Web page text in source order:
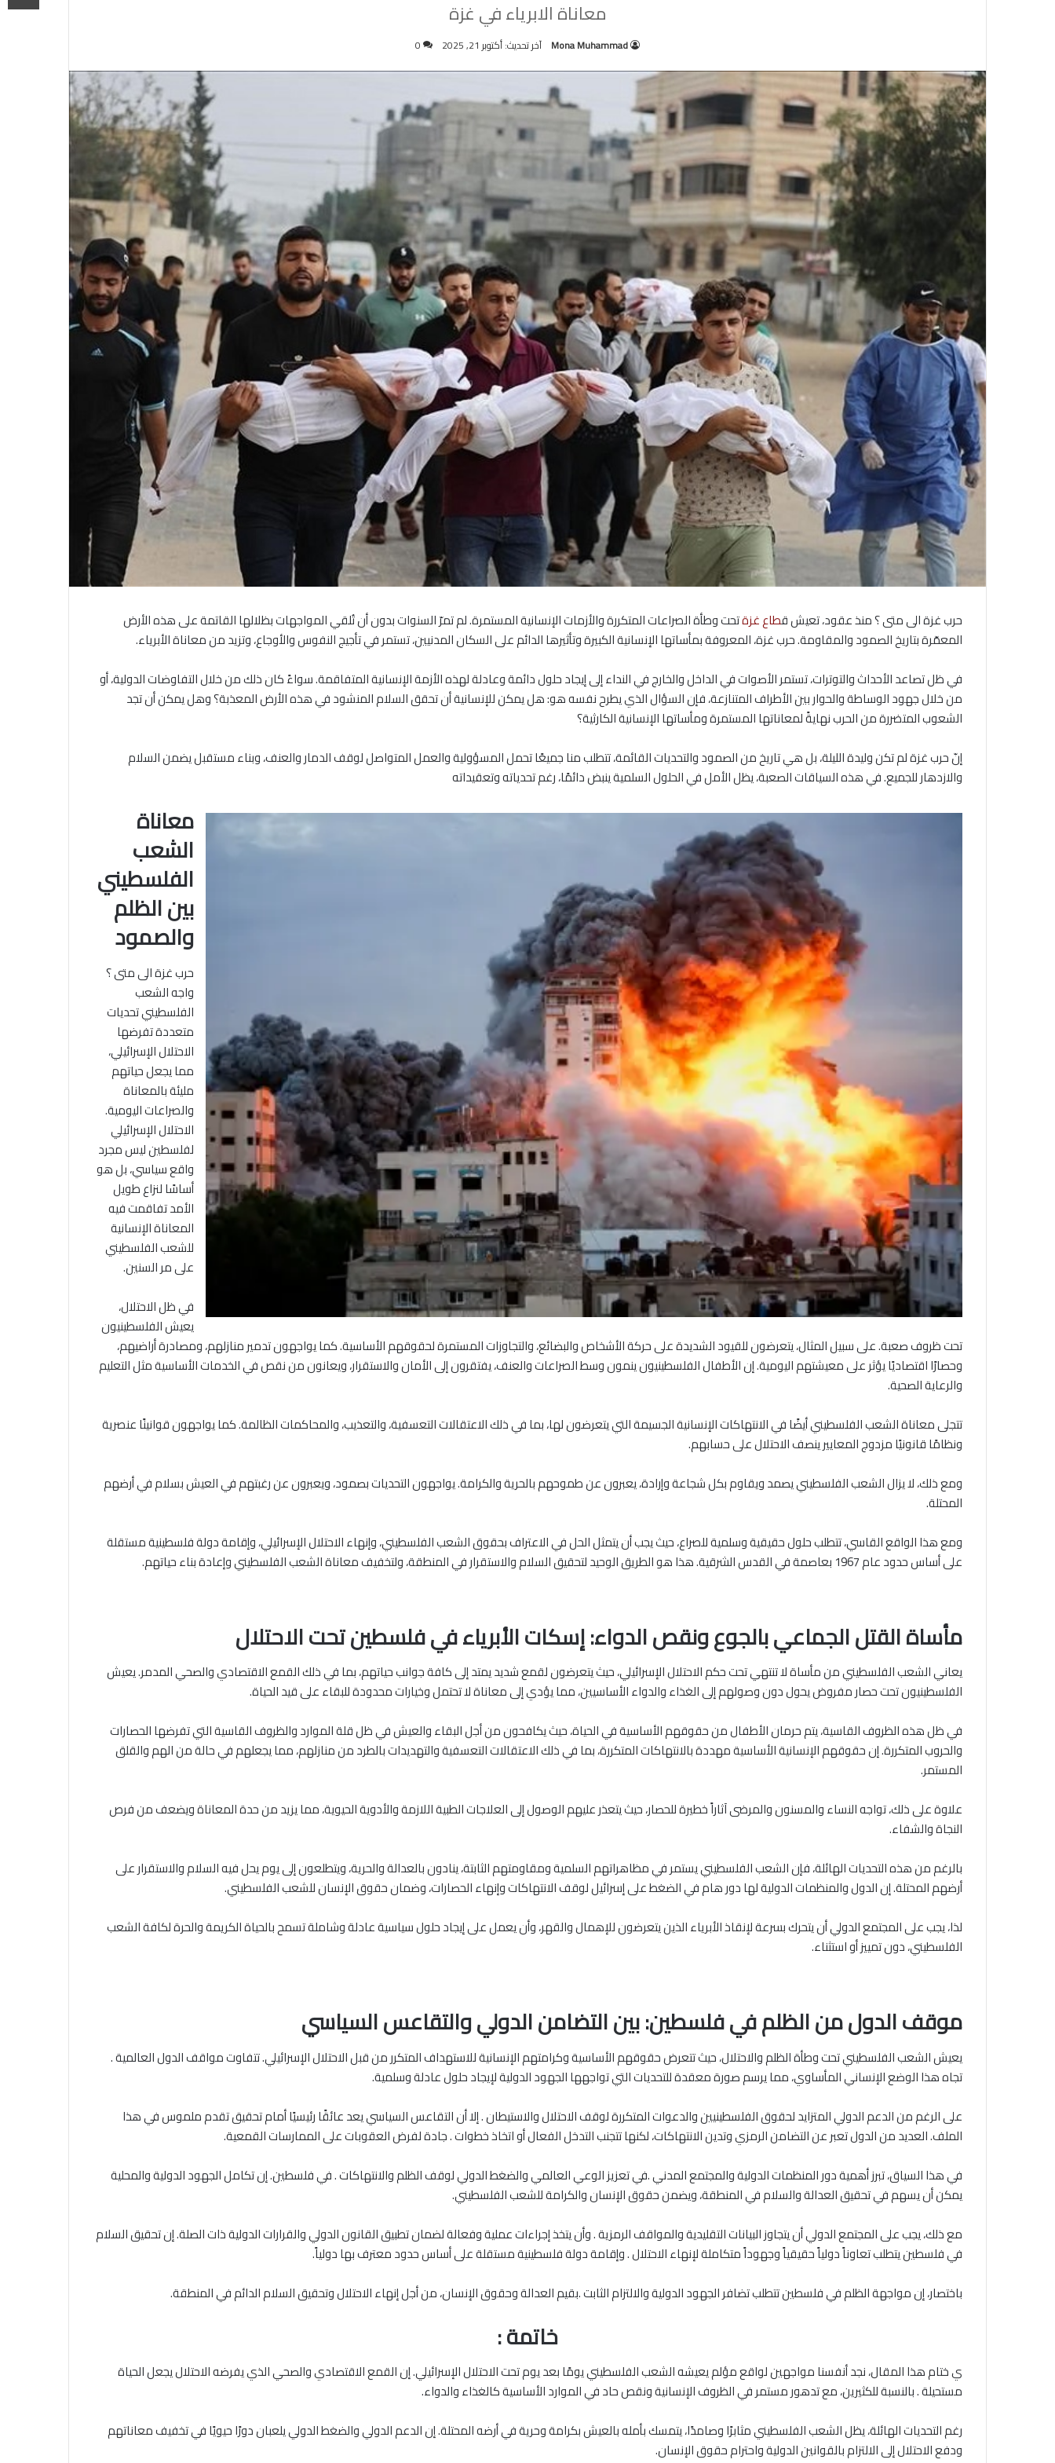
معاناة الابرياء في غزة
Mona Muhammad آخر تحديث: أكتوبر 21, 2025 0
حرب غزة الى متى ؟ منذ عقود، تعيش قطاع غزةتحت وطأة الصراعات المتكررة والأزمات الإنسانية المستمرة. لم تمرّ السنوات بدون أن تُلقي المواجهات بظلالها القاتمة على هذه الأرض
المعمّرة بتاريخ الصمود والمقاومة. حرب غزة، المعروفة بمأساتها الإنسانية الكبيرة وتأثيرها الدائم على السكان المدنيين، تستمر في تأجيج النفوس والأوجاع، وتزيد من معاناة الأبرياء.
في ظل تصاعد الأحداث والتوترات، تستمر الأصوات في الداخل والخارج في النداء إلى إيجاد حلول دائمة وعادلة لهذه الأزمة الإنسانية المتفاقمة. سواءً كان ذلك من خلال التفاوضات الدولية، أو
من خلال جهود الوساطة والحوار بين الأطراف المتنازعة، فإن السؤال الذي يطرح نفسه هو: هل يمكن للإنسانية أن تحقق السلام المنشود في هذه الأرض المعذبة؟ وهل يمكن أن تجد
الشعوب المتضررة من الحرب نهايةً لمعاناتها المستمرة ومأساتها الإنسانية الكارثية؟
إنّ حرب غزة لم تكن وليدة الليلة، بل هي تاريخ من الصمود والتحديات القائمة، تتطلب منا جميعًا تحمل المسؤولية والعمل المتواصل لوقف الدمار والعنف، وبناء مستقبل يضمن السلام
والازدهار للجميع. في هذه السياقات الصعبة، يظل الأمل في الحلول السلمية ينبض دائمًا، رغم تحدياته وتعقيداته
معاناة
الشعب
الفلسطيني
بين الظلم
والصمود
حرب غزة الى متى ؟
واجه الشعب
الفلسطيني تحديات
متعددة تفرضها
الاحتلال الإسرائيلي،
مما يجعل حياتهم
مليئة بالمعاناة
والصراعات اليومية.
الاحتلال الإسرائيلي
لفلسطين ليس مجرد
واقع سياسي، بل هو
أساسًا لنزاع طويل
الأمد تفاقمت فيه
المعاناة الإنسانية
للشعب الفلسطيني
على مر السنين.
في ظل الاحتلال،
يعيش الفلسطينيون
تحت ظروف صعبة. على سبيل المثال، يتعرضون للقيود الشديدة على حركة الأشخاص والبضائع، والتجاوزات المستمرة لحقوقهم الأساسية. كما يواجهون تدمير منازلهم، ومصادرة أراضيهم،
وحصارًا اقتصاديًا يؤثر على معيشتهم اليومية. إن الأطفال الفلسطينيون ينمون وسط الصراعات والعنف، يفتقرون إلى الأمان والاستقرار، ويعانون من نقص في الخدمات الأساسية مثل التعليم
والرعاية الصحية.
تتجلى معاناة الشعب الفلسطيني أيضًا في الانتهاكات الإنسانية الجسيمة التي يتعرضون لها، بما في ذلك الاعتقالات التعسفية، والتعذيب، والمحاكمات الظالمة. كما يواجهون قوانينًا عنصرية
ونظامًا قانونيًا مزدوج المعايير ينصف الاحتلال على حسابهم.
ومع ذلك، لا يزال الشعب الفلسطيني يصمد ويقاوم بكل شجاعة وإرادة، يعبرون عن طموحهم بالحرية والكرامة. يواجهون التحديات بصمود، ويعبرون عن رغبتهم في العيش بسلام في أرضهم
المحتلة.
ومع هذا الواقع القاسي، تتطلب حلول حقيقية وسلمية للصراع، حيث يجب أن يتمثل الحل في الاعتراف بحقوق الشعب الفلسطيني، وإنهاء الاحتلال الإسرائيلي، وإقامة دولة فلسطينية مستقلة
على أساس حدود عام 1967 بعاصمة في القدس الشرقية. هذا هو الطريق الوحيد لتحقيق السلام والاستقرار في المنطقة، ولتخفيف معاناة الشعب الفلسطيني وإعادة بناء حياتهم.
مأساة القتل الجماعي بالجوع ونقص الدواء: إسكات الأبرياء في فلسطين تحت الاحتلال
يعاني الشعب الفلسطيني من مأساة لا تنتهي تحت حكم الاحتلال الإسرائيلي، حيث يتعرضون لقمع شديد يمتد إلى كافة جوانب حياتهم، بما في ذلك القمع الاقتصادي والصحي المدمر. يعيش
الفلسطينيون تحت حصار مفروض يحول دون وصولهم إلى الغذاء والدواء الأساسيين، مما يؤدي إلى معاناة لا تحتمل وخيارات محدودة للبقاء على قيد الحياة.
في ظل هذه الظروف القاسية، يتم حرمان الأطفال من حقوقهم الأساسية في الحياة، حيث يكافحون من أجل البقاء والعيش في ظل قلة الموارد والظروف القاسية التي تفرضها الحصارات
والحروب المتكررة. إن حقوقهم الإنسانية الأساسية مهددة بالانتهاكات المتكررة، بما في ذلك الاعتقالات التعسفية والتهديدات بالطرد من منازلهم، مما يجعلهم في حالة من الهم والقلق
المستمر.
علاوة على ذلك، تواجه النساء والمسنون والمرضى آثاراً خطيرة للحصار، حيث يتعذر عليهم الوصول إلى العلاجات الطبية اللازمة والأدوية الحيوية، مما يزيد من حدة المعاناة ويضعف من فرص
النجاة والشفاء.
بالرغم من هذه التحديات الهائلة، فإن الشعب الفلسطيني يستمر في مظاهراتهم السلمية ومقاومتهم الثابتة، ينادون بالعدالة والحرية، ويتطلعون إلى يوم يحل فيه السلام والاستقرار على
أرضهم المحتلة. إن الدول والمنظمات الدولية لها دور هام في الضغط على إسرائيل لوقف الانتهاكات وإنهاء الحصارات، وضمان حقوق الإنسان للشعب الفلسطيني.
لذا، يجب على المجتمع الدولي أن يتحرك بسرعة لإنقاذ الأبرياء الذين يتعرضون للإهمال والقهر، وأن يعمل على إيجاد حلول سياسية عادلة وشاملة تسمح بالحياة الكريمة والحرة لكافة الشعب
الفلسطيني، دون تمييز أو استثناء.
موقف الدول من الظلم في فلسطين: بين التضامن الدولي والتقاعس السياسي
يعيش الشعب الفلسطيني تحت وطأة الظلم والاحتلال، حيث تتعرض حقوقهم الأساسية وكرامتهم الإنسانية للاستهداف المتكرر من قبل الاحتلال الإسرائيلي. تتفاوت مواقف الدول العالمية .
تجاه هذا الوضع الإنساني المأساوي، مما يرسم صورة معقدة للتحديات التي تواجهها الجهود الدولية لإيجاد حلول عادلة وسلمية.
على الرغم من الدعم الدولي المتزايد لحقوق الفلسطينيين والدعوات المتكررة لوقف الاحتلال والاستيطان . إلا أن التقاعس السياسي يعد عائقًا رئيسيًا أمام تحقيق تقدم ملموس في هذا
الملف. العديد من الدول تعبر عن التضامن الرمزي وتدين الانتهاكات، لكنها تتجنب التدخل الفعال أو اتخاذ خطوات . جادة لفرض العقوبات على الممارسات القمعية.
في هذا السياق، تبرز أهمية دور المنظمات الدولية والمجتمع المدني .في تعزيز الوعي العالمي والضغط الدولي لوقف الظلم والانتهاكات . في فلسطين. إن تكامل الجهود الدولية والمحلية
يمكن أن يسهم في تحقيق العدالة والسلام في المنطقة، ويضمن حقوق الإنسان والكرامة للشعب الفلسطيني.
مع ذلك، يجب على المجتمع الدولي أن يتجاوز البيانات التقليدية والمواقف الرمزية . وأن يتخذ إجراءات عملية وفعالة لضمان تطبيق القانون الدولي والقرارات الدولية ذات الصلة. إن تحقيق السلام
في فلسطين يتطلب تعاوناً دولياً حقيقياً وجهوداً متكاملة لإنهاء الاحتلال . وإقامة دولة فلسطينية مستقلة على أساس حدود معترف بها دولياً.
باختصار، إن مواجهة الظلم في فلسطين تتطلب تضافر الجهود الدولية والالتزام الثابت .بقيم العدالة وحقوق الإنسان، من أجل إنهاء الاحتلال وتحقيق السلام الدائم في المنطقة.
خاتمة :
ي ختام هذا المقال، نجد أنفسنا مواجهين لواقع مؤلم يعيشه الشعب الفلسطيني يومًا بعد يوم تحت الاحتلال الإسرائيلي. إن القمع الاقتصادي والصحي الذي يفرضه الاحتلال يجعل الحياة
مستحيلة . بالنسبة للكثيرين، مع تدهور مستمر في الظروف الإنسانية ونقص حاد في الموارد الأساسية كالغذاء والدواء.
رغم التحديات الهائلة، يظل الشعب الفلسطيني مثابرًا وصامدًا، يتمسك بأمله بالعيش بكرامة وحرية في أرضه المحتلة. إن الدعم الدولي والضغط الدولي يلعبان دورًا حيويًا في تخفيف معاناتهم
ودفع الاحتلال إلى الالتزام بالقوانين الدولية واحترام حقوق الإنسان.